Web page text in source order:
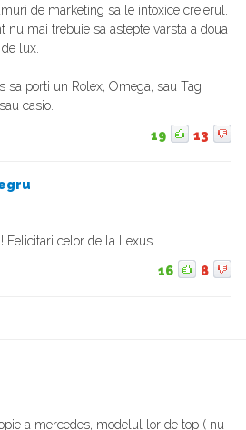
de marketing sa le intoxice creierul.
nu mai trebuie sa astepte varsta a doua
lux.
sa porti un Rolex, Omega, sau Tag
casio.
19 13
Felicitari celor de la Lexus.
16 8
a mercedes, modelul lor de top ( nu